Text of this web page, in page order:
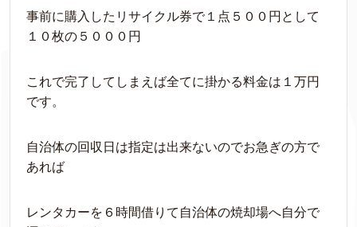
事前に購入したリサイクル券で１点５００円として
１０枚の５０００円
これで完了してしまえば全てに掛かる料金は１万円
です。
自治体の回収日は指定は出来ないのでお急ぎの方で
あれば
レンタカーを６時間借りて自治体の焼却場へ自分で